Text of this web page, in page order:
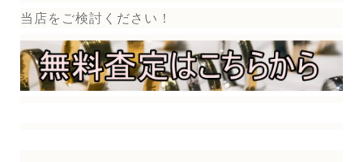
当店をご検討ください！